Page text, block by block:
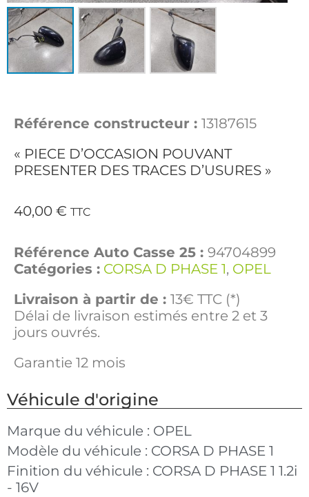
Référence constructeur : 13187615
« PIECE D’OCCASION POUVANT
PRESENTER DES TRACES D’USURES »
40,00 € TTC
Référence Auto Casse 25 : 94704899
Catégories : CORSA D PHASE 1, OPEL
Livraison à partir de : 13€ TTC (*)
Délai de livraison estimés entre 2 et 3
jours ouvrés.
Garantie 12 mois
Véhicule d'origine
Marque du véhicule : OPEL
Modèle du véhicule : CORSA D PHASE 1
Finition du véhicule : CORSA D PHASE 1 1.2i
- 16V